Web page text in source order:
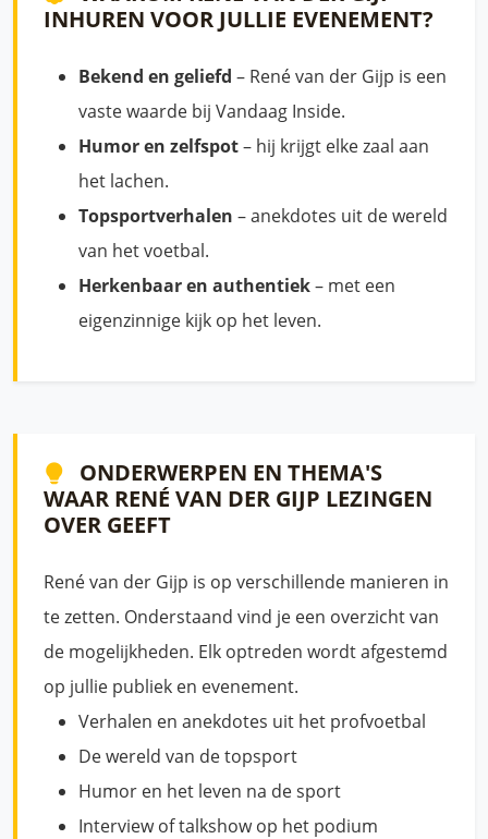
INHUREN VOOR JULLIE EVENEMENT?
Bekend en geliefd – René van der Gijp is een
vaste waarde bij Vandaag Inside.
Humor en zelfspot– hij krijgt elke zaal aan
het lachen.
Topsportverhalen – anekdotes uit de wereld
van het voetbal.
Herkenbaar en authentiek– met een
eigenzinnige kijk op het leven.
ONDERWERPEN EN THEMA'S
WAAR RENÉ VAN DER GIJP LEZINGEN
OVER GEEFT
René van der Gijp is op verschillende manieren in
te zetten. Onderstaand vind je een overzicht van
de mogelijkheden. Elk optreden wordt afgestemd
op jullie publiek en evenement.
Verhalen en anekdotes uit het profvoetbal
De wereld van de topsport
Humor en het leven na de sport
Interview of talkshow op het podium